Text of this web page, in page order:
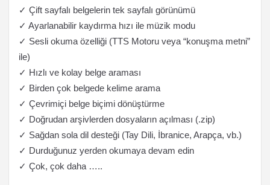
✓ Çift sayfalı belgelerin tek sayfalı görünümü
✓ Ayarlanabilir kaydırma hızı ile müzik modu
✓ Sesli okuma özelliği (TTS Motoru veya “konuşma metni”
ile)
✓ Hızlı ve kolay belge araması
✓ Birden çok belgede kelime arama
✓ Çevrimiçi belge biçimi dönüştürme
✓ Doğrudan arşivlerden dosyaların açılması (.zip)
✓ Sağdan sola dil desteği (Tay Dili, İbranice, Arapça, vb.)
✓ Durduğunuz yerden okumaya devam edin
✓ Çok, çok daha …..